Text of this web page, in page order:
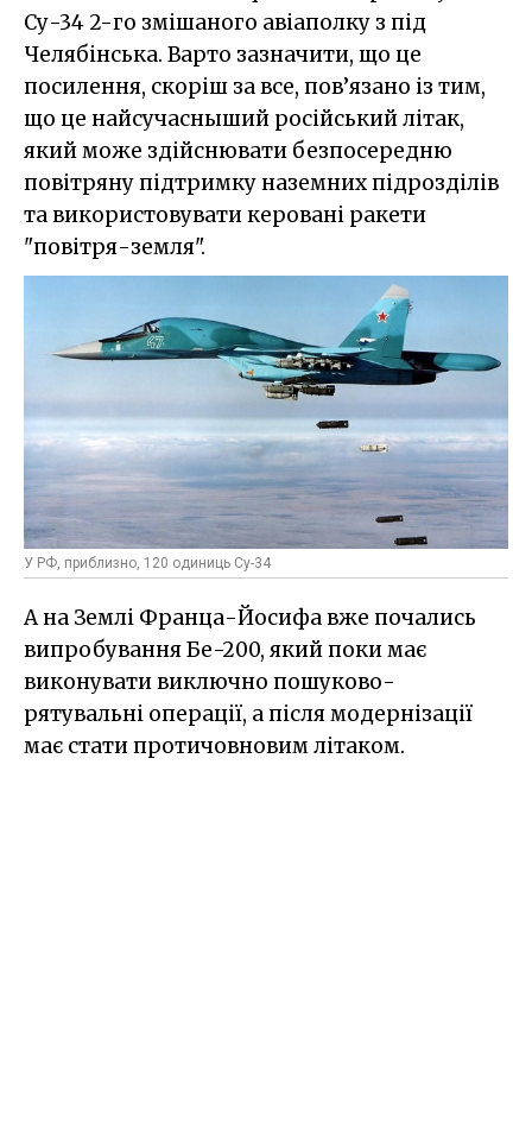
Су-34 2-го змішаного авіаполку з під
Челябінська. Варто зазначити, що це
посилення, скоріш за все, пов’язано із тим,
що це найсучасныший російський літак,
який може здійснювати безпосередню
повітряну підтримку наземних підрозділів
та використовувати керовані ракети
"повітря-земля".
У РФ, приблизно, 120 одиниць Су-34
А на Землі Франца-Йосифа вже почались
випробування Бе-200, який поки має
виконувати виключно пошуково-
рятувальні операції, а після модернізації
має стати протичовновим літаком.